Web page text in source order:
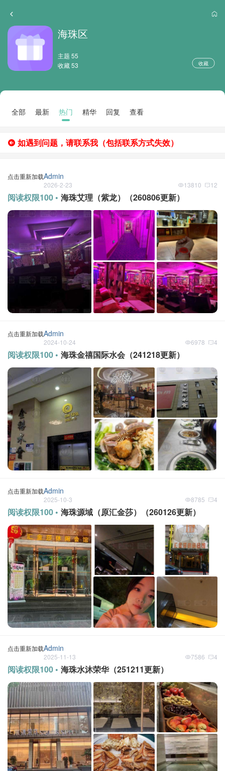
海珠区
主题 55
收藏 53
收藏
全部 最新 热门 精华 回复 查看
如遇到问题，请联系我（包括联系方式失效）
点击重新加载Admin
2026-2-23 12
13810
阅读权限100 • 海珠艾理（紫龙）（260806更新）
点击重新加载Admin
2024-10-24 4
6978
阅读权限100 • 海珠金禧国际水会（241218更新）
点击重新加载Admin
2025-10-3 4
8785
阅读权限100 • 海珠源域（原汇金莎）（260126更新）
点击重新加载Admin
2025-11-13 4
7586
阅读权限100 • 海珠水沐荣华（251211更新）